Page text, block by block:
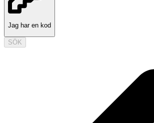
Jag har en kod
SÖK